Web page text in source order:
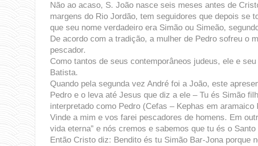
Não ao acaso, S. João nasce seis meses antes de
margens do Rio Jordão, tem seguidores que depois se
que seu nome verdadeiro era Simão ou Simeão,
De acordo com a tradição, a mulher de Pedro sofreu o
pescador.
Como tantos de seus contemporâneos judeus, ele e
Batista.
Quando pela segunda vez André foi a João, este
Pedro e o leva até Jesus que diz a ele – Tu és Simão
interpretado como Pedro (Cefas – Kephas em
Vinde a mim e vos farei pescadores de homens. Em
vida eterna” e nós cremos e sabemos que tu és o
Então Cristo diz: Bendito és tu Simão Bar-Jona porque